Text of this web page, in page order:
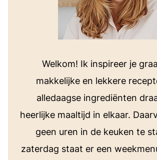
Welkom! Ik inspireer je
makkelijke en lekkere
alledaagse ingrediënten
heerlijke maaltijd in elkaar.
geen uren in de keuken te
zaterdag staat er een